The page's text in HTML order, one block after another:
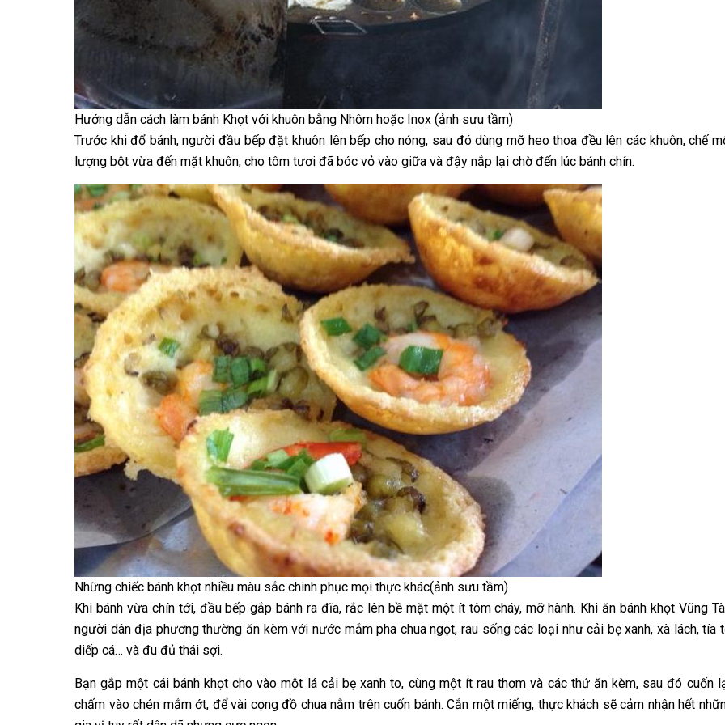
Hướng dẫn cách làm bánh Khọt với khuôn bằng Nhôm hoặc Inox (ảnh sưu tầm)
Trước khi đổ bánh, người đầu bếp đặt khuôn lên bếp cho nóng, sau đó dùng mỡ heo thoa đều lên các khuôn, chế
lượng bột vừa đến mặt khuôn, cho tôm tươi đã bóc vỏ vào giữa và đậy nắp lại chờ đến lúc bánh chín.
Những chiếc bánh khọt nhiều màu sắc chinh phục mọi thực khác(ảnh sưu tầm)
Khi bánh vừa chín tới, đầu bếp gắp bánh ra đĩa, rắc lên bề mặt một ít tôm cháy, mỡ hành. Khi ăn bánh khọt Vũng
người dân địa phương thường ăn kèm với nước mắm pha chua ngọt, rau sống các loại như cải bẹ xanh, xà lách, tía
diếp cá… và đu đủ thái sợi.
Bạn gắp một cái bánh khọt cho vào một lá cải bẹ xanh to, cùng một ít rau thơm và các thứ ăn kèm, sau đó cuốn
chấm vào chén mắm ớt, để vài cọng đồ chua nằm trên cuốn bánh. Cắn một miếng, thực khách sẽ cảm nhận hết